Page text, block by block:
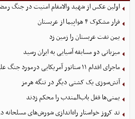
اولین عکس از شهید والامقام امنیت در جنگ
فرار مشکوک ۴ هواپیما از عربستان
یمن نفت عربستان را زمین زد
میزبانی دو مسابقه آسیایی به ایران رسید
ماجرای اقدام ۱۱ سناتور آمریکایی درمورد جنگ علیه ایران
آتش‌سوزی یک کشتی دیگر در تنگه هرمز
یمنی‌ها قفل باب‌المندب را محکم زدند
تد کروز خواستار راه‌اندازی شورش‌های مسلحانه